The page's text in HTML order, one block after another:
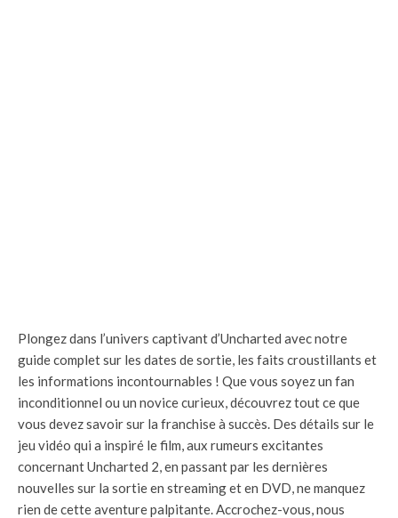
Plongez dans l’univers captivant d’Uncharted avec notre
guide complet sur les dates de sortie, les faits croustillants et
les informations incontournables ! Que vous soyez un fan
inconditionnel ou un novice curieux, découvrez tout ce que
vous devez savoir sur la franchise à succès. Des détails sur le
jeu vidéo qui a inspiré le film, aux rumeurs excitantes
concernant Uncharted 2, en passant par les dernières
nouvelles sur la sortie en streaming et en DVD, ne manquez
rien de cette aventure palpitante. Accrochez-vous, nous